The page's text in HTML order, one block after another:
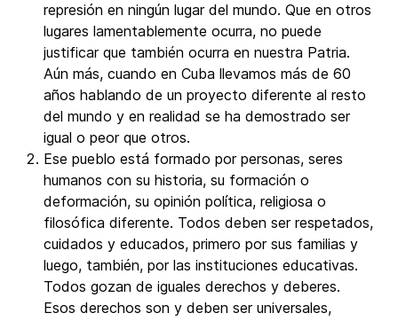
represión en ningún lugar del mundo. Que en otros
lugares lamentablemente ocurra, no puede
justificar que también ocurra en nuestra Patria.
Aún más, cuando en Cuba llevamos más de 60
años hablando de un proyecto diferente al resto
del mundo y en realidad se ha demostrado ser
igual o peor que otros.
Ese pueblo está formado por personas, seres
humanos con su historia, su formación o
deformación, su opinión política, religiosa o
filosófica diferente. Todos deben ser respetados,
cuidados y educados, primero por sus familias y
luego, también, por las instituciones educativas.
Todos gozan de iguales derechos y deberes.
Esos derechos son y deben ser universales,